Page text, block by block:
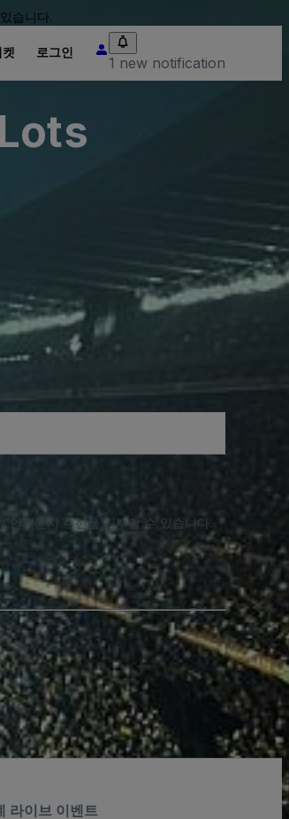
습니다.
켓 로그인
1 new notification
언제든지 수신을 거부할 수 있습니다.
라이브 이벤트